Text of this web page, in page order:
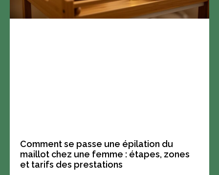
Comment se passe une épilation du
maillot chez une femme : étapes, zones
et tarifs des prestations